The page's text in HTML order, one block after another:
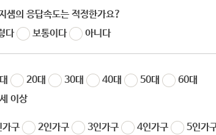
샘의 응답속도는 적정한가요?
다
보통이다 아니다
20대 30대 40대 50대
60대
이상
구 2인가구 3인가구 4인가구 5인가
02-2116-3706~7